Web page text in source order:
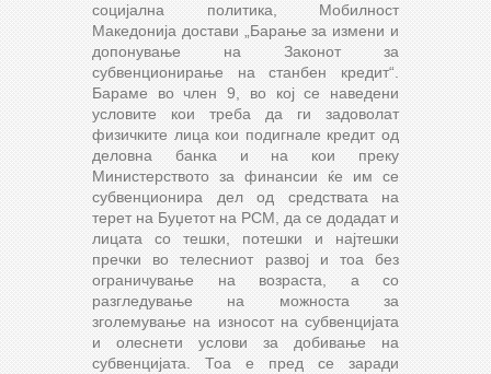
социјална политика, Мобилност
Македонија достави „Барање за измени и
допонување на Законот за
субвенционирање на станбен кредит“.
Бараме во член 9, во кој се наведени
условите кои треба да ги задоволат
физичките лица кои подигнале кредит од
деловна банка и на кои преку
Министерството за финансии ќе им се
субвенционира дел од средствата на
терет на Буџетот на РСМ, да се додадат и
лицата со тешки, потешки и најтешки
пречки во телесниот развој и тоа без
ограничување на возраста, а со
разгледување на можноста за
зголемување на износот на субвенцијата
и олеснети услови за добивање на
субвенцијата. Тоа е пред се заради